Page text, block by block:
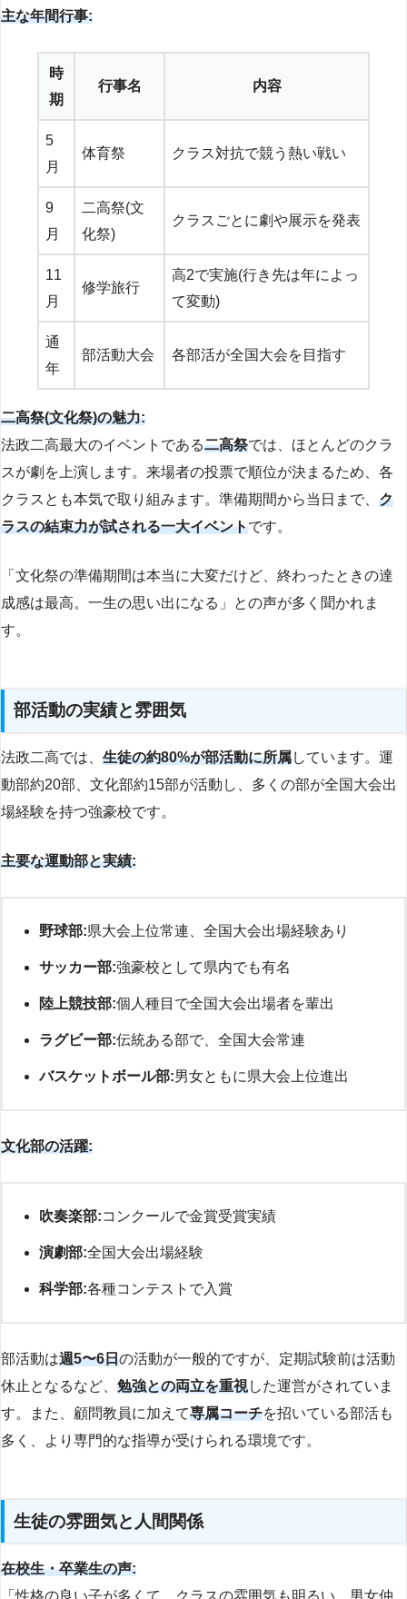
主な年間行事:
時
期
行事名 内容
5
月
体育祭 クラス対抗で競う熱い戦い
9
月
二高祭(文
化祭)
クラスごとに劇や展示を発表
11
月
修学旅行
高2で実施(行き先は年によっ
て変動)
通
年
部活動大会 各部活が全国大会を目指す
二高祭(文化祭)の魅力:
法政二高最大のイベントである二高祭では、ほとんどのクラ
スが劇を上演します。来場者の投票で順位が決まるため、各
クラスとも本気で取り組みます。準備期間から当日まで、 ク
ラスの結束力が試される一大イベントです。
「文化祭の準備期間は本当に大変だけど、終わったときの達
成感は最高。一生の思い出になる」との声が多く聞かれま
す。
部活動の実績と雰囲気
法政二高では、 生徒の約80%が部活動に所属しています。運
動部約20部、文化部約15部が活動し、多くの部が全国大会出
場経験を持つ強豪校です。
主要な運動部と実績:
野球部:県大会上位常連、全国大会出場経験あり
サッカー部:強豪校として県内でも有名
陸上競技部:個人種目で全国大会出場者を輩出
ラグビー部:伝統ある部で、全国大会常連
バスケットボール部:男女ともに県大会上位進出
文化部の活躍:
吹奏楽部:コンクールで金賞受賞実績
演劇部:全国大会出場経験
科学部:各種コンテストで入賞
部活動は週5〜6日の活動が一般的ですが、定期試験前は活動
休止となるなど、 勉強との両立を重視した運営がされていま
す。また、顧問教員に加えて専属コーチを招いている部活も
多く、より専門的な指導が受けられる環境です。
生徒の雰囲気と人間関係
在校生・卒業生の声:
「性格の良い子が多くて、クラスの雰囲気も明るい。男女仲